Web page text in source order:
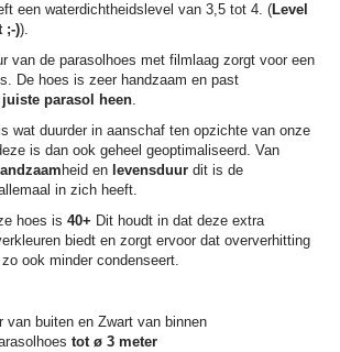
een waterdichtheidslevel van 3,5 tot 4. (Level
;-)).
van de parasolhoes met filmlaag zorgt voor een
De hoes is zeer handzaam en past
parasol heen.
wat duurder in aanschaf ten opzichte van onze
is dan ook geheel geoptimaliseerd. Van
heid en levensduur dit is de
in zich heeft.
hoes is 40+ Dit houdt in dat deze extra
biedt en zorgt ervoor dat oververhitting
ook minder condenseert.
van buiten en Zwart van binnen
tot ø 3 meter